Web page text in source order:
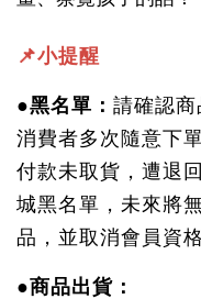
📌小提醒
●黑名單： 請確認
消費者多次隨意下
付款未取貨，遭退
城黑名單，未來將
品，並取消會員資
●商品出貨：